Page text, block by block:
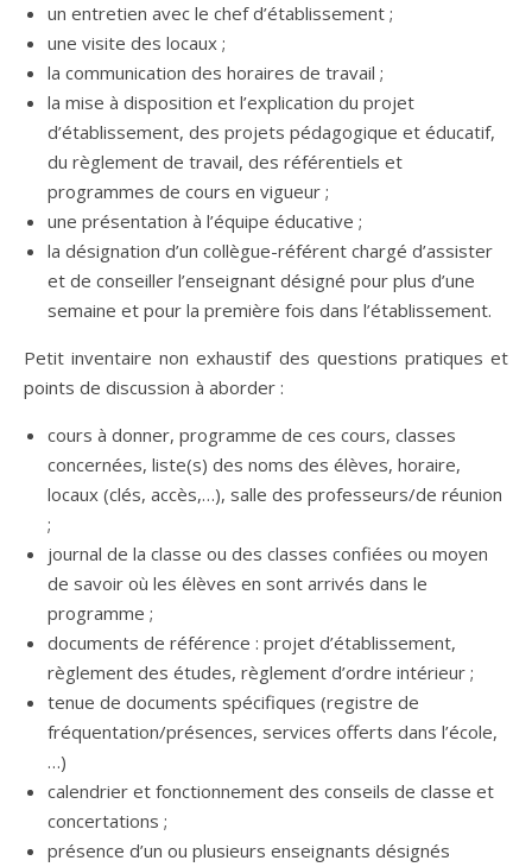
un entretien avec le chef d’établissement ;
une visite des locaux ;
la communication des horaires de travail ;
la mise à disposition et l’explication du projet
d’établissement, des projets pédagogique et éducatif,
du règlement de travail, des référentiels et
programmes de cours en vigueur ;
une présentation à l’équipe éducative ;
la désignation d’un collègue-référent chargé d’assister
et de conseiller l’enseignant désigné pour plus d’une
semaine et pour la première fois dans l’établissement.
Petit inventaire non exhaustif des questions pratiques et
points de discussion à aborder :
cours à donner, programme de ces cours, classes
concernées, liste(s) des noms des élèves, horaire,
locaux (clés, accès,…), salle des professeurs/de réunion
;
journal de la classe ou des classes confiées ou moyen
de savoir où les élèves en sont arrivés dans le
programme ;
documents de référence : projet d’établissement,
règlement des études, règlement d’ordre intérieur ;
tenue de documents spécifiques (registre de
fréquentation/présences, services offerts dans l’école,
…)
calendrier et fonctionnement des conseils de classe et
concertations ;
présence d’un ou plusieurs enseignants désignés